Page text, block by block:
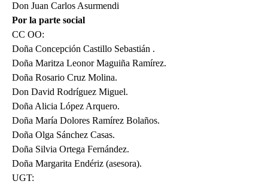
Don Juan Carlos Asurmendi
Por la parte social
CC OO:
Doña Concepción Castillo Sebastián .
Doña Maritza Leonor Maguiña Ramírez.
Doña Rosario Cruz Molina.
Don David Rodríguez Miguel.
Doña Alicia López Arquero.
Doña María Dolores Ramírez Bolaños.
Doña Olga Sánchez Casas.
Doña Silvia Ortega Fernández.
Doña Margarita Endériz (asesora).
UGT: